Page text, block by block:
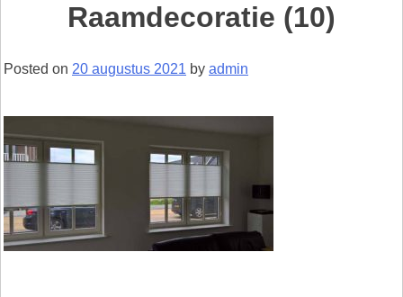
Raamdecoratie (10)
Posted on 20 augustus 2021 by admin